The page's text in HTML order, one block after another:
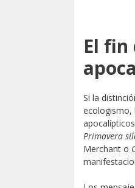
El
Si la
ecologismo,
Primavera
Merchant o